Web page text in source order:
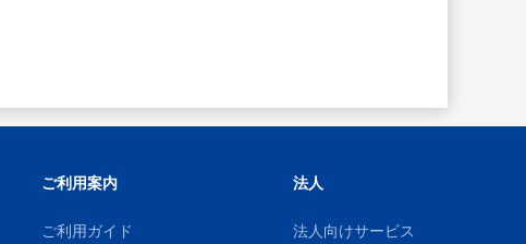
ご利用案内
ご利用ガイド
法人
法人向けサービス